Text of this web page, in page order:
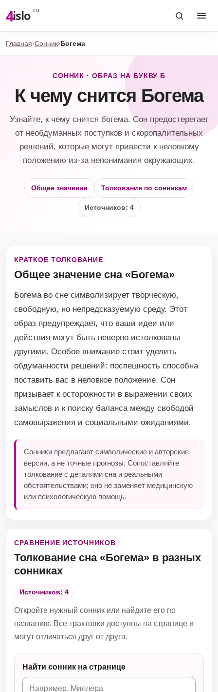
4islo .ru
Главная Сонник Богема
СОННИК · ОБРАЗ НА БУКВУ Б
К чему снится Богема
Узнайте, к чему снится богема. Сон предостерегает
от необдуманных поступков и скоропалительных
решений, которые могут привести к неловкому
положению из-за непонимания окружающих.
Общее значение Толкования по сонникам
Источников: 4
КРАТКОЕ ТОЛКОВАНИЕ
Общее значение сна «Богема»
Богема во сне символизирует творческую,
свободную, но непредсказуемую среду. Этот
образ предупреждает, что ваши идеи или
действия могут быть неверно истолкованы
другими. Особое внимание стоит уделить
обдуманности решений: поспешность способна
поставить вас в неловкое положение. Сон
призывает к осторожности в выражении своих
замыслов и к поиску баланса между свободой
самовыражения и социальными ожиданиями.
Сонники предлагают символические и авторские
версии, а не точные прогнозы. Сопоставляйте
толкование с деталями сна и реальными
обстоятельствами; оно не заменяет медицинскую
или психологическую помощь.
СРАВНЕНИЕ ИСТОЧНИКОВ
Толкование сна «Богема» в разных
сонниках
Источников: 4
Откройте нужный сонник или найдите его по
названию. Все трактовки доступны на странице и
могут отличаться друг от друга.
Найти сонник на странице